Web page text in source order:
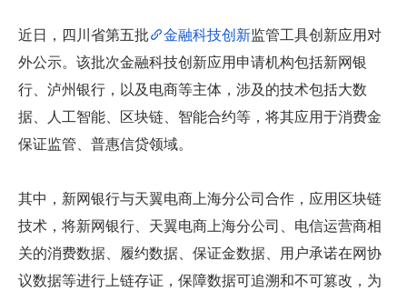
近日，四川省第五批 金融科技创新监管工具创新应用对
外公示。该批次金融科技创新应用申请机构包括新网银
行、泸州银行，以及电商等主体，涉及的技术包括大数
据、人工智能、区块链、智能合约等，将其应用于消费金
保证监管、普惠信贷领域。
其中，新网银行与天翼电商上海分公司合作，应用区块链
技术，将新网银行、天翼电商上海分公司、电信运营商相
关的消费数据、履约数据、保证金数据、用户承诺在网协
议数据等进行上链存证，保障数据可追溯和不可篡改，为